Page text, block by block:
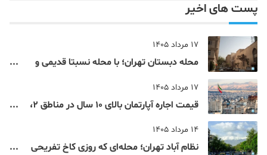
پست های اخیر
17 مرداد 1405
محله دبستان تهران؛ با محله نسبتا قدیمی و
17 مرداد 1405
قیمت اجاره آپارتمان بالای 10 سال در مناطق 2،
14 مرداد 1405
نظام‌ آباد تهران؛ محله‌ای که روزی کاخ تفریحی